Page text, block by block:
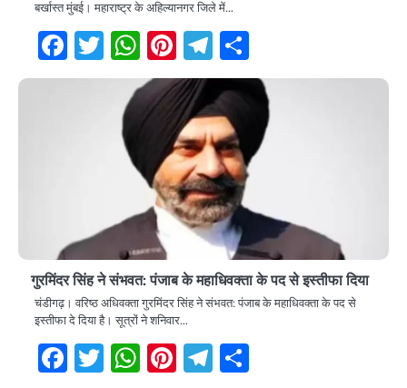
बर्खास्त मुंबई। महाराष्ट्र के अहिल्यानगर जिले में…
Facebook
Twitter
WhatsApp
Pinterest
Telegram
गुरमिंदर सिंह ने संभवत: पंजाब के महाधिवक्ता के पद से इस्तीफा दिया
चंडीगढ़। वरिष्ठ अधिवक्ता गुरमिंदर सिंह ने संभवत: पंजाब के महाधिवक्ता के पद से
इस्तीफा दे दिया है। सूत्रों ने शनिवार…
Facebook
Twitter
WhatsApp
Pinterest
Telegram